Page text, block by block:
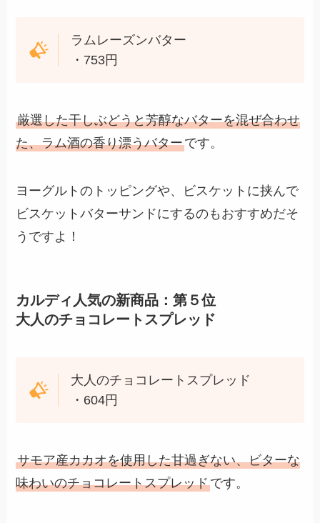
ラムレーズンバター
・753円
厳選した干しぶどうと芳醇なバターを混ぜ合わせ
た、ラム酒の香り漂うバターです。
ヨーグルトのトッピングや、ビスケットに挟んで
ビスケットバターサンドにするのもおすすめだそ
うですよ！
カルディ人気の新商品：第５位
大人のチョコレートスプレッド
大人のチョコレートスプレッド
・604円
サモア産カカオを使用した甘過ぎない、ビターな
味わいのチョコレートスプレッドです。